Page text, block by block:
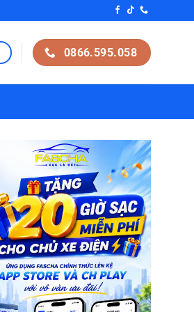
0866.595.058